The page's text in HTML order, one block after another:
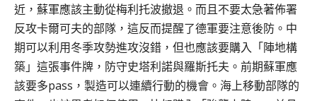
近，蘇軍應該主動從梅利托波撤退。而且不要太急著佈署
反攻卡爾可夫的部隊，這反而提醒了德軍要注意後防。中
期可以利用冬季攻勢進攻沒錯，但也應該要購入「陣地構
築」這張事件牌，防守史塔利諾與羅斯托夫。前期蘇軍應
該要多pass，製造可以連續行動的機會。海上移動部隊的